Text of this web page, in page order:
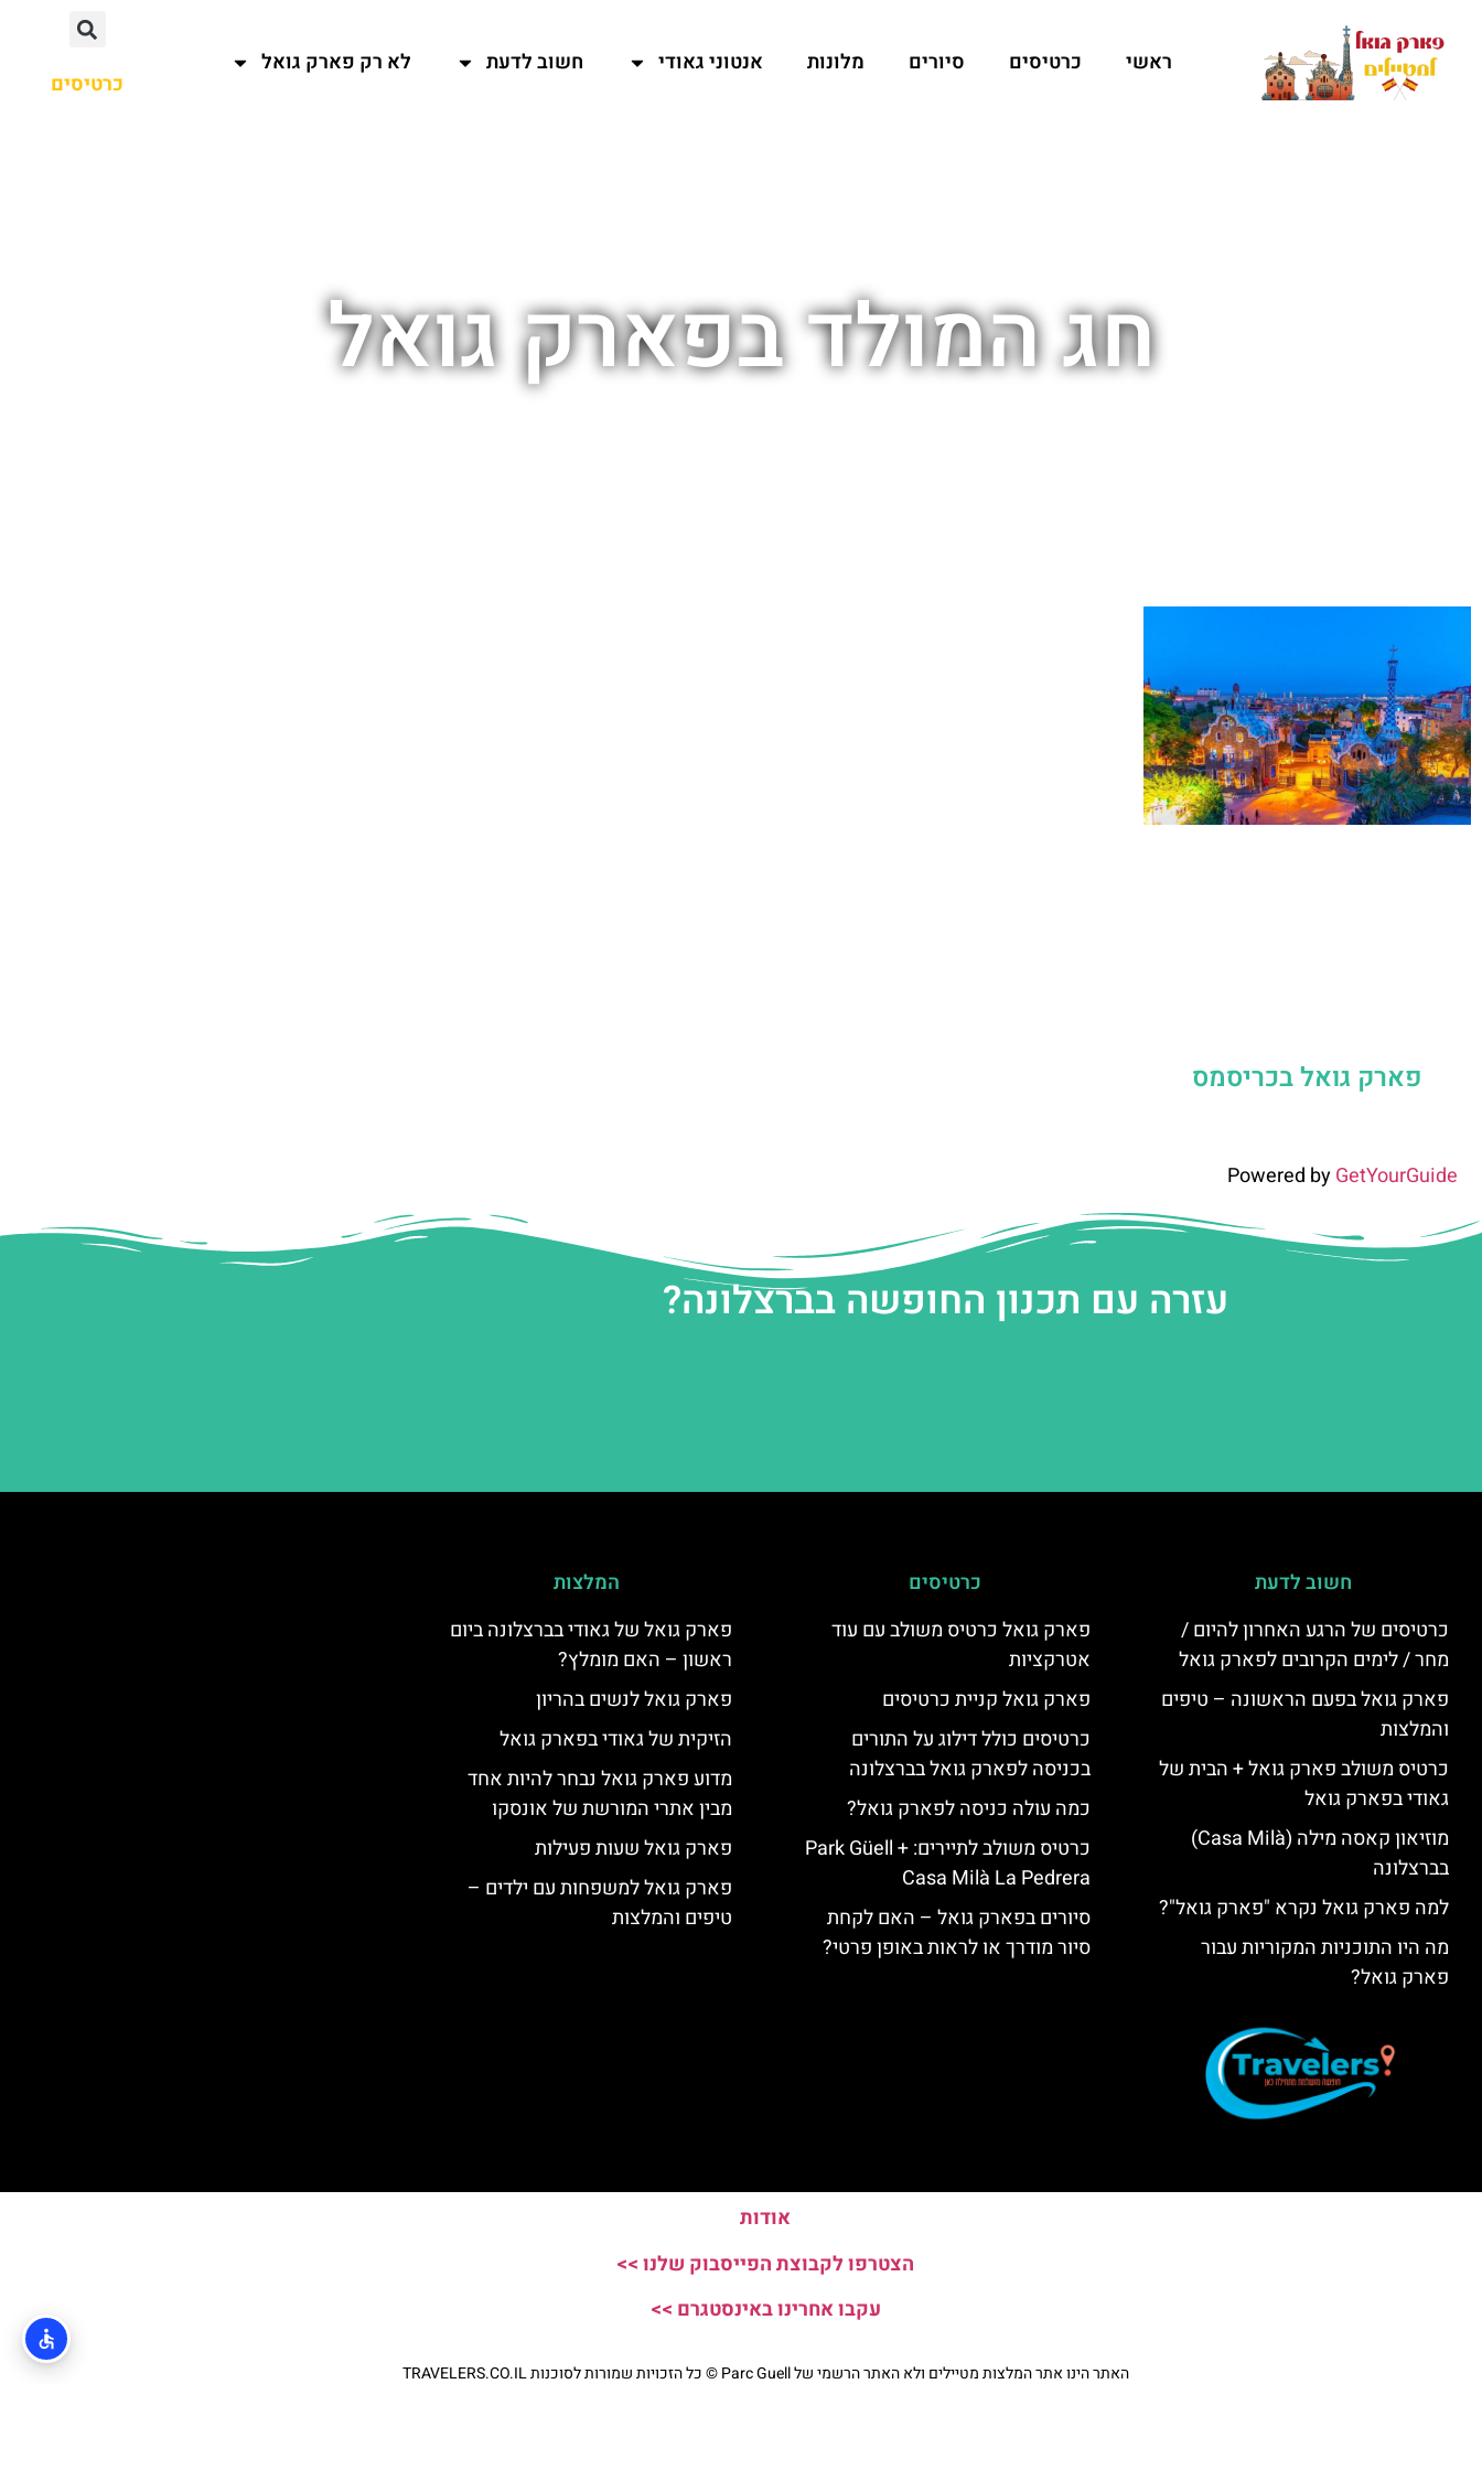
ראשי כרטיסים סיורים מלונות אנטוני גאודי חשוב לדעת לא רק פארק גואל
כרטיסים
חג המולד בפארק גואל
פארק גואל בכריסמס
Powered byGetYourGuide
עזרה עם תכנון החופשה בברצלונה?
חשוב לדעת
כרטיסים של הרגע האחרון להיום /
מחר / לימים הקרובים לפארק גואל
פארק גואל בפעם הראשונה – טיפים
והמלצות
כרטיס משולב פארק גואל + הבית של
גאודי בפארק גואל
מוזיאון קאסה מילה (Casa Milà)
בברצלונה
למה פארק גואל נקרא "פארק גואל"?
מה היו התוכניות המקוריות עבור
פארק גואל?
כרטיסים
פארק גואל כרטיס משולב עם עוד
אטרקציות
פארק גואל קניית כרטיסים
כרטיסים כולל דילוג על התורים
בכניסה לפארק גואל בברצלונה
כמה עולה כניסה לפארק גואל?
כרטיס משולב לתיירים: Park Güell +
Casa Milà La Pedrera
סיורים בפארק גואל – האם לקחת
סיור מודרך או לראות באופן פרטי?
המלצות
פארק גואל של גאודי בברצלונה ביום
ראשון – האם מומלץ?
פארק גואל לנשים בהריון
הזיקית של גאודי בפארק גואל
מדוע פארק גואל נבחר להיות אחד
מבין אתרי המורשת של אונסקו
פארק גואל שעות פעילות
פארק גואל למשפחות עם ילדים –
טיפים והמלצות
אודות
הצטרפו לקבוצת הפייסבוק שלנו >>
עקבו אחרינו באינסטגרם >>
האתר הינו אתר המלצות מטיילים ולא האתר הרשמי של Parc Guell © כל הזכויות שמורות לסוכנות TRAVELERS.CO.IL